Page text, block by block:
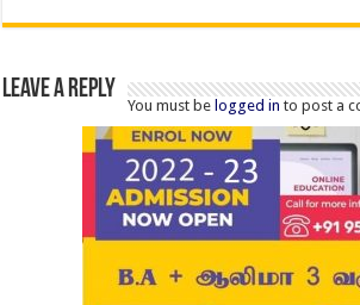
Leave a Reply
You must belogged in to post a